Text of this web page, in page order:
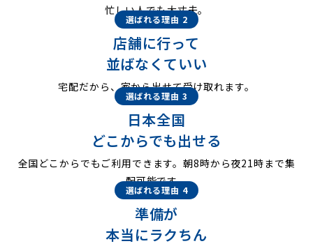
忙しい人でも大丈夫。
選ばれる理由 2
店舗に行って
並ばなくていい
宅配だから、家から出せて受け取れます。
選ばれる理由 3
日本全国
どこからでも出せる
全国どこからでもご利用できます。朝8時から夜21時まで集
配可能です。
選ばれる理由 4
準備が
本当にラクちん